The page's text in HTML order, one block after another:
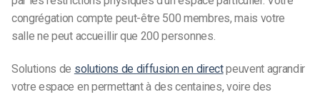
congrégation compte peut-être 500 membres, mais votre
salle ne peut accueillir que 200 personnes.
Solutions de solutions de diffusion en directpeuvent agrandir
votre espace en permettant à des centaines, voire des